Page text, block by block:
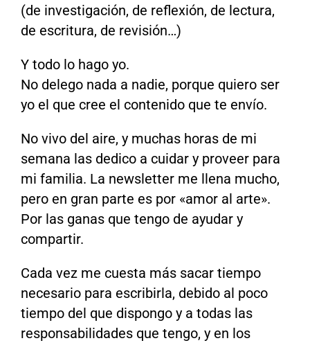
(de investigación, de reflexión, de lectura,
de escritura, de revisión…)
Y todo lo hago yo.
No delego nada a nadie, porque quiero ser
yo el que cree el contenido que te envío.
No vivo del aire, y muchas horas de mi
semana las dedico a cuidar y proveer para
mi familia. La newsletter me llena mucho,
pero en gran parte es por «amor al arte».
Por las ganas que tengo de ayudar y
compartir.
Cada vez me cuesta más sacar tiempo
necesario para escribirla, debido al poco
tiempo del que dispongo y a todas las
responsabilidades que tengo, y en los